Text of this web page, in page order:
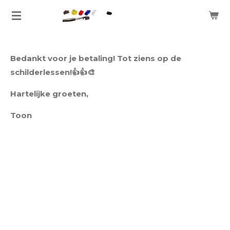
Ga
hoofdinhoud
Bedankt voor je betaling! Tot ziens op de
schilderlessen!👍👍🎨
Hartelijke groeten,
Toon